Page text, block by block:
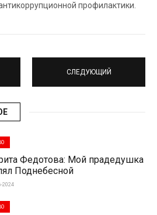
профилактики.
СЛЕДУЮЩИЙ
Федотова: Мой прадедушка
Поднебесной
2024